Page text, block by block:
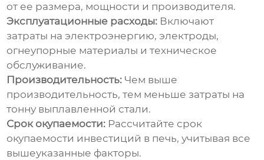
от ее размера, мощности и производителя.
Эксплуатационные расходы: Включают
затраты на электроэнергию, электроды,
огнеупорные материалы и техническое
обслуживание.
Производительность: Чем выше
производительность, тем меньше затраты на
тонну выплавленной стали.
Срок окупаемости: Рассчитайте срок
окупаемости инвестиций в печь, учитывая все
вышеуказанные факторы.